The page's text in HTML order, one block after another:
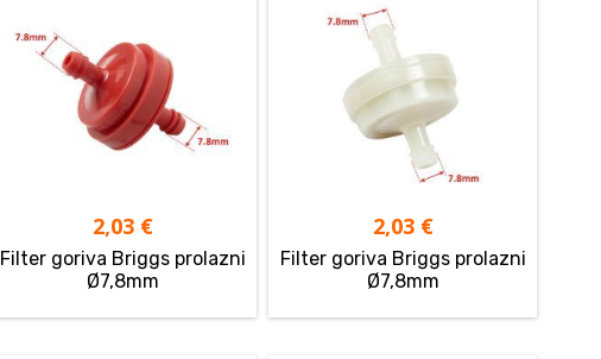
2,03 €
Filter goriva Briggs prolazni
Ø7,8mm
2,03 €
Filter goriva Briggs prolazni
Ø7,8mm